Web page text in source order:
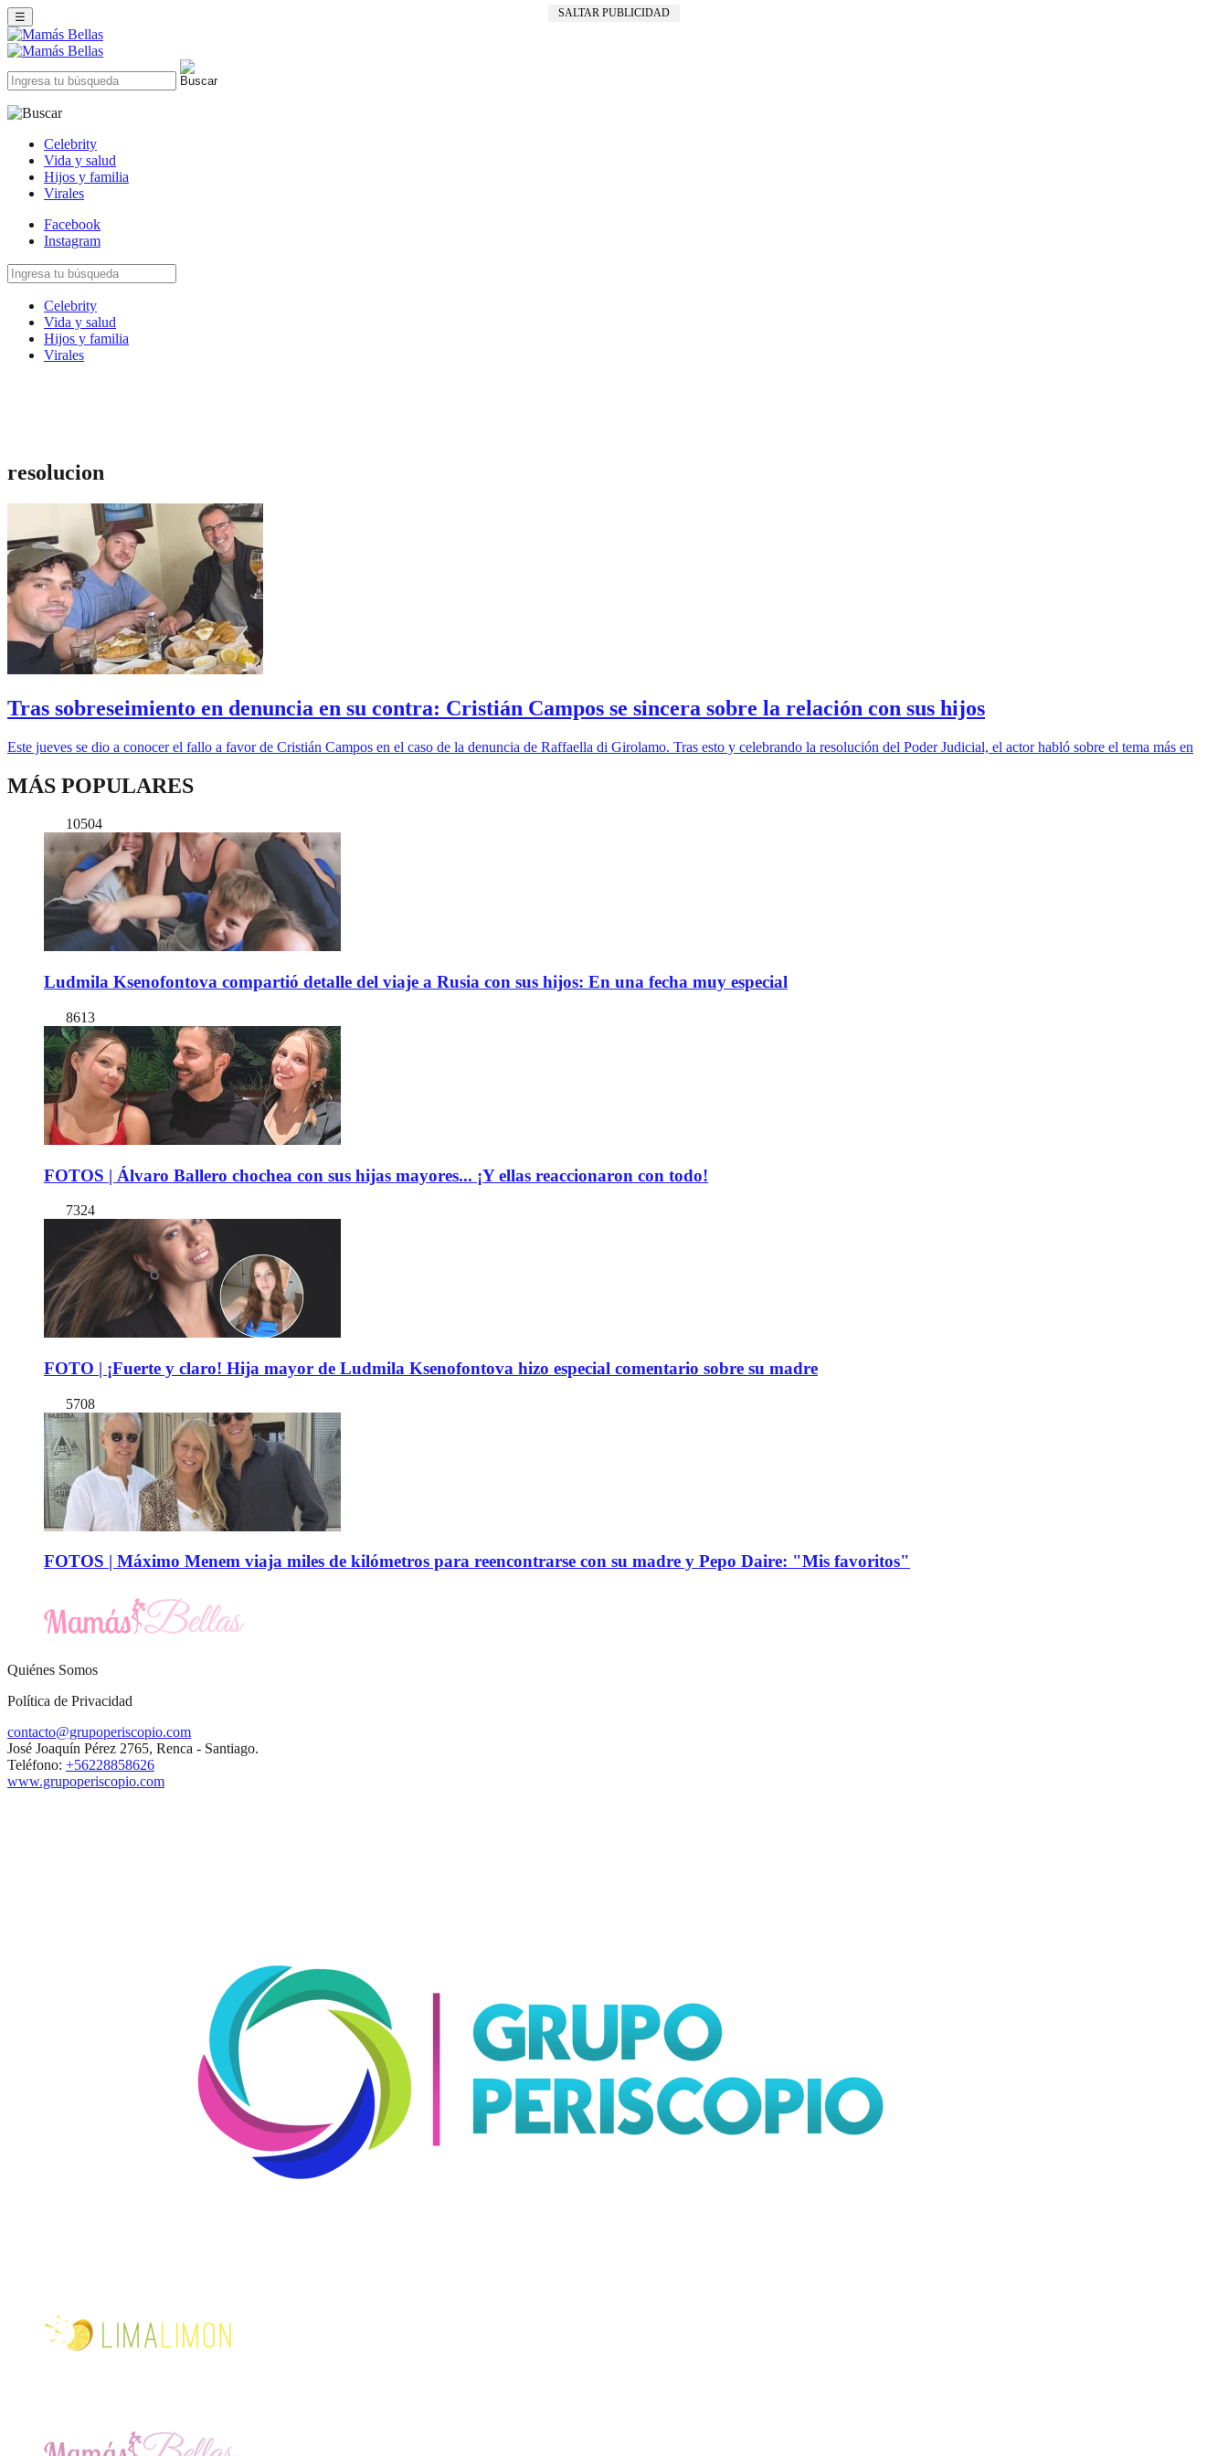
SALTAR PUBLICIDAD
☰
Celebrity
Vida y salud
Hijos y familia
Virales
Facebook
Instagram
Celebrity
Vida y salud
Hijos y familia
Virales
resolucion
Tras sobreseimiento en denuncia en su contra: Cristián Campos se sincera sobre la relación con sus hijos
Este jueves se dio a conocer el fallo a favor de Cristián Campos en el caso de la denuncia de Raffaella di Girolamo. Tras esto y celebrando la resolución del Poder Judicial, el actor habló sobre el tema más en
MÁS POPULARES
10504
Ludmila Ksenofontova compartió detalle del viaje a Rusia con sus hijos: En una fecha muy especial
8613
FOTOS | Álvaro Ballero chochea con sus hijas mayores... ¡Y ellas reaccionaron con todo!
7324
FOTO | ¡Fuerte y claro! Hija mayor de Ludmila Ksenofontova hizo especial comentario sobre su madre
5708
FOTOS | Máximo Menem viaja miles de kilómetros para reencontrarse con su madre y Pepo Daire: "Mis favoritos"
Quiénes Somos
Política de Privacidad
contacto@grupoperiscopio.com
José Joaquín Pérez 2765, Renca - Santiago.
Teléfono: +56228858626
www.grupoperiscopio.com